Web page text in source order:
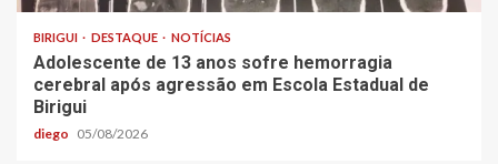
BIRIGUI DESTAQUE NOTÍCIAS
Adolescente de 13 anos sofre hemorragia
cerebral após agressão em Escola Estadual de
Birigui
diego 05/08/2026